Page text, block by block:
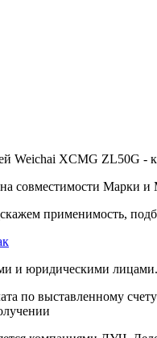
Weichai XCMG ZL50G -
Марки и
применимость,
и юридическими
по выставленному счету